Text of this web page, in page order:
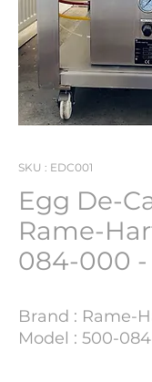
SKU : EDC001
Egg De-
Rame-
084-000 -
Brand : Rame-
Model : 500-